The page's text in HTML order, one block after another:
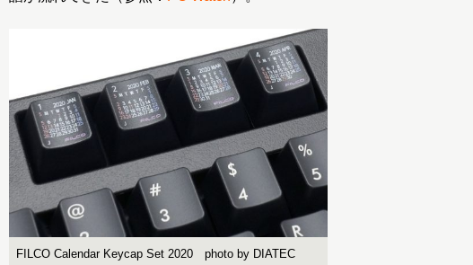
FILCO Calendar Keycap Set 2020 photo by DIATEC